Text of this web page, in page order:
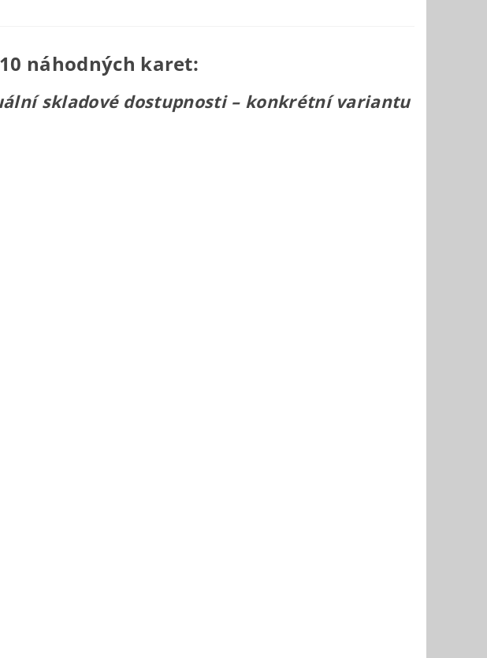
náhodných karet:
skladové dostupnosti – konkrétní variantu